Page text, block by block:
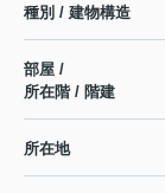
種別 / 建物構造
部屋 /
所在階 / 階建
所在地